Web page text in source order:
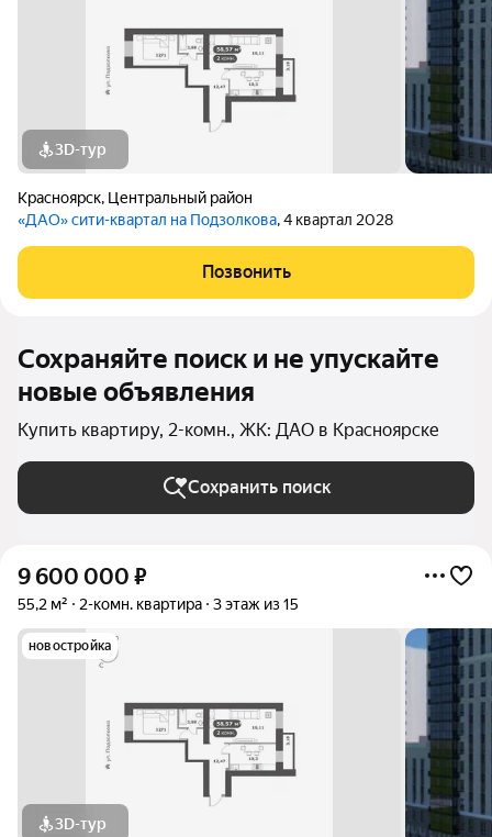
3D-тур
Красноярск, Центральный район
«ДАО» сити-квартал на Подзолкова, 4 квартал 2028
Позвонить
Сохраняйте поиск и не упускайте
новые объявления
Купить квартиру, 2-комн., ЖК: ДАО в Красноярске
Сохранить поиск
9 600 000 ₽
55,2 м² 2-комн. квартира 3 этаж из 15
новостройка
3D-тур